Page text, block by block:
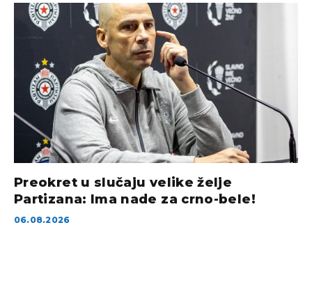
Preokret u slučaju velike želje
Partizana: Ima nade za crno-bele!
06.08.2026